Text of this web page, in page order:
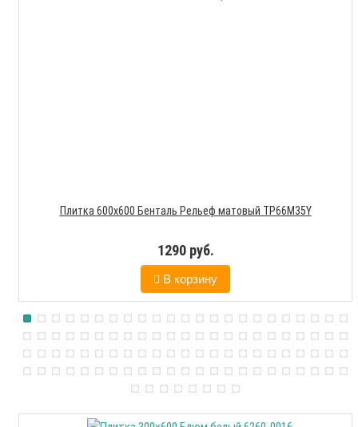
Плитка 600х600 Бенталь Рельеф матовый TP66M35Y
1290 руб.
В корзину